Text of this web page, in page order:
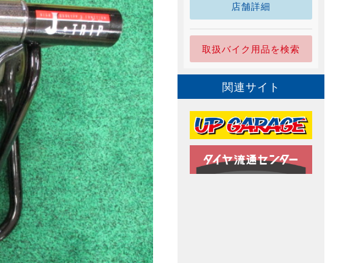
店舗詳細
取扱バイク用品を検索
関連サイト